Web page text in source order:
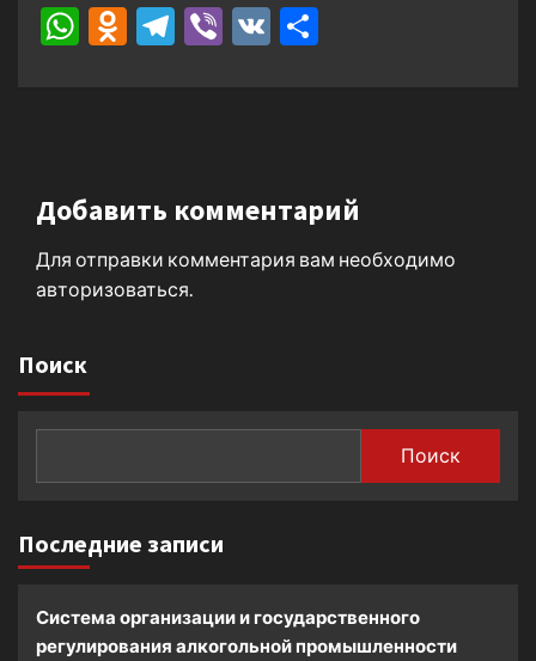
WhatsApp
Odnoklassniki
Telegram
Viber
VK
Добавить комментарий
Для отправки комментария вам необходимо
авторизоваться
Поиск
Поиск
Последние записи
Система организации и государственного
регулирования алкогольной промышленности